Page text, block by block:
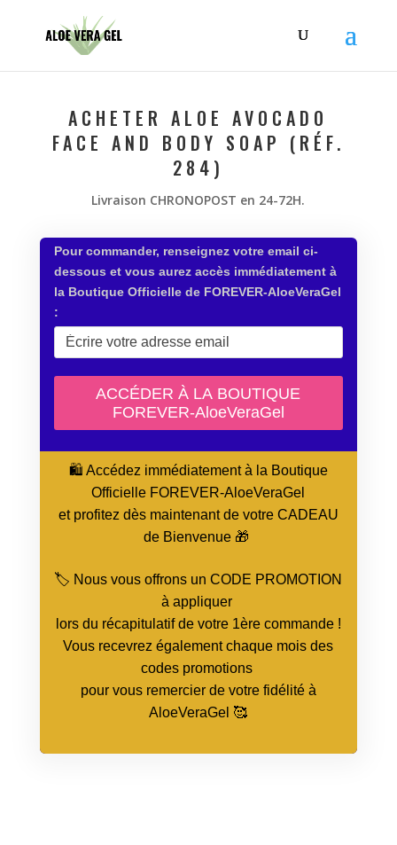
ACHETER ALOE AVOCADO
FACE AND BODY SOAP (RÉF.
284)
Livraison CHRONOPOST en 24-72H.
Pour commander, renseignez votre email ci-
dessous et vous aurez accès immédiatement à
la Boutique Officielle de FOREVER-AloeVeraGel
:
🛍️ Accédez immédiatement à la Boutique
Officielle FOREVER-AloeVeraGel
et profitez dès maintenant de votre CADEAU
de Bienvenue 🎁
🏷️ Nous vous offrons un CODE PROMOTION
à appliquer
lors du récapitulatif de votre 1ère commande !
Vous recevrez également chaque mois des
codes promotions
pour vous remercier de votre fidélité à
AloeVeraGel 🥰